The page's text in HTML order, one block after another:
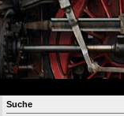
Suche